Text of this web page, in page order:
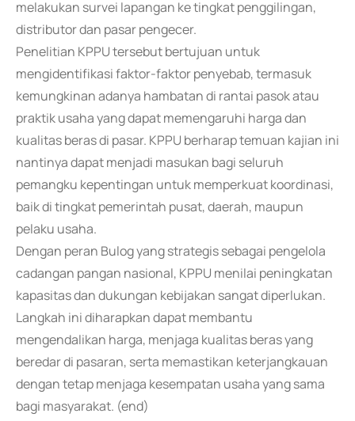
melakukan survei lapangan ke tingkat penggilingan,
distributor dan pasar pengecer.
Penelitian KPPU tersebut bertujuan untuk
mengidentifikasi faktor-faktor penyebab, termasuk
kemungkinan adanya hambatan di rantai pasok atau
praktik usaha yang dapat memengaruhi harga dan
kualitas beras di pasar. KPPU berharap temuan kajian ini
nantinya dapat menjadi masukan bagi seluruh
pemangku kepentingan untuk memperkuat koordinasi,
baik di tingkat pemerintah pusat, daerah, maupun
pelaku usaha.
Dengan peran Bulog yang strategis sebagai pengelola
cadangan pangan nasional, KPPU menilai peningkatan
kapasitas dan dukungan kebijakan sangat diperlukan.
Langkah ini diharapkan dapat membantu
mengendalikan harga, menjaga kualitas beras yang
beredar di pasaran, serta memastikan keterjangkauan
dengan tetap menjaga kesempatan usaha yang sama
bagi masyarakat. (end)